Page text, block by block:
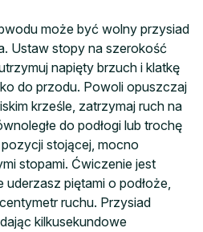
może być wolny przysiad
Ustaw stopy na szerokość
napięty brzuch i klatkę
do przodu. Powoli opuszczaj
krześle, zatrzymaj ruch na
do podłogi lub trochę
stojącej, mocno
stopami. Ćwiczenie jest
uderzasz piętami o podłoże,
ruchu. Przysiad
kilkusekundowe